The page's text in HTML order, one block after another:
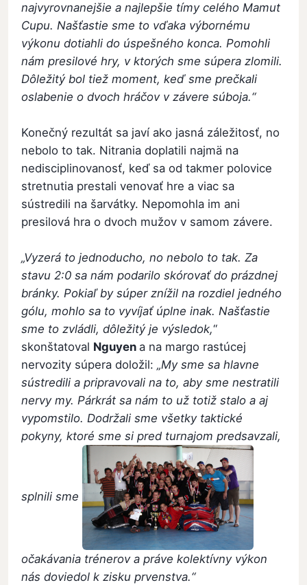
najvyrovnanejšie a najlepšie tímy celého Mamut
Cupu. Našťastie sme to vďaka výbornému
výkonu dotiahli do úspešného konca. Pomohli
nám presilové hry, v ktorých sme súpera zlomili.
Dôležitý bol tiež moment, keď sme prečkali
oslabenie o dvoch hráčov v závere súboja.“
Konečný rezultát sa javí ako jasná záležitosť, no
nebolo to tak. Nitrania doplatili najmä na
nedisciplinovanosť, keď sa od takmer polovice
stretnutia prestali venovať hre a viac sa
sústredili na šarvátky. Nepomohla im ani
presilová hra o dvoch mužov v samom závere.
„Vyzerá to jednoducho, no nebolo to tak. Za
stavu 2:0 sa nám podarilo skórovať do prázdnej
bránky. Pokiaľ by súper znížil na rozdiel jedného
gólu, mohlo sa to vyvíjať úplne inak. Našťastie
sme to zvládli, dôležitý je výsledok,“
skonštatoval Nguyen a na margo rastúcej
nervozity súpera doložil: „My sme sa hlavne
sústredili a pripravovali na to, aby sme nestratili
nervy my. Párkrát sa nám to už totiž stalo a aj
vypomstilo. Dodržali sme všetky taktické
pokyny, ktoré sme si pred turnajom predsavzali,
splnili sme
očakávania trénerov a práve kolektívny výkon
nás doviedol k zisku prvenstva.“